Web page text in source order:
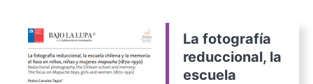
La fotografía
reduccional, la
escuela